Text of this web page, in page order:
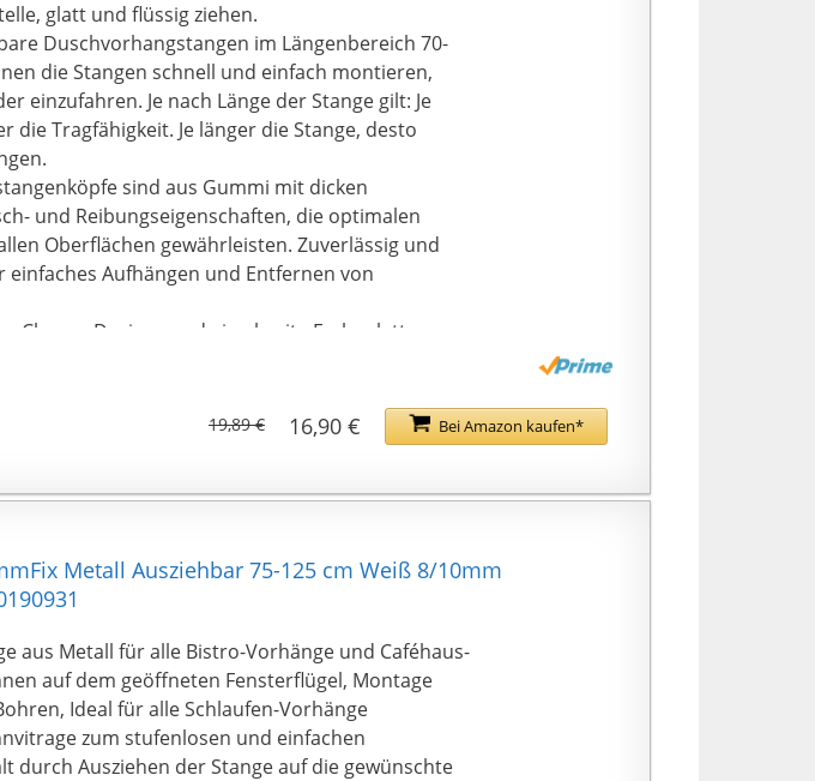
glatt und flüssig ziehen.
Duschvorhangstangen im Längenbereich 70-
die Stangen schnell und einfach montieren,
einzufahren. Je nach Länge der Stange gilt: Je
die Tragfähigkeit. Je länger die Stange, desto
sind aus Gummi mit dicken
und Reibungseigenschaften, die optimalen
Oberflächen gewährleisten. Zuverlässig und
Aufhängen und Entfernen von
Clevere Designs und eine breite Farbpalette
eine Trennstange im Zimmer, eine
mit unseren Gardinenstangen nicht zufrieden
Bei Amazon kaufen*
16,90 €
19,89 €
Metall Ausziehbar 75-125 cm Weiß 8/10mm
aus Metall für alle Bistro-Vorhänge und Caféhaus-
auf dem geöffneten Fensterflügel, Montage
Ideal für alle Schlaufen-Vorhänge
zum stufenlosen und einfachen
durch Ausziehen der Stange auf die gewünschte